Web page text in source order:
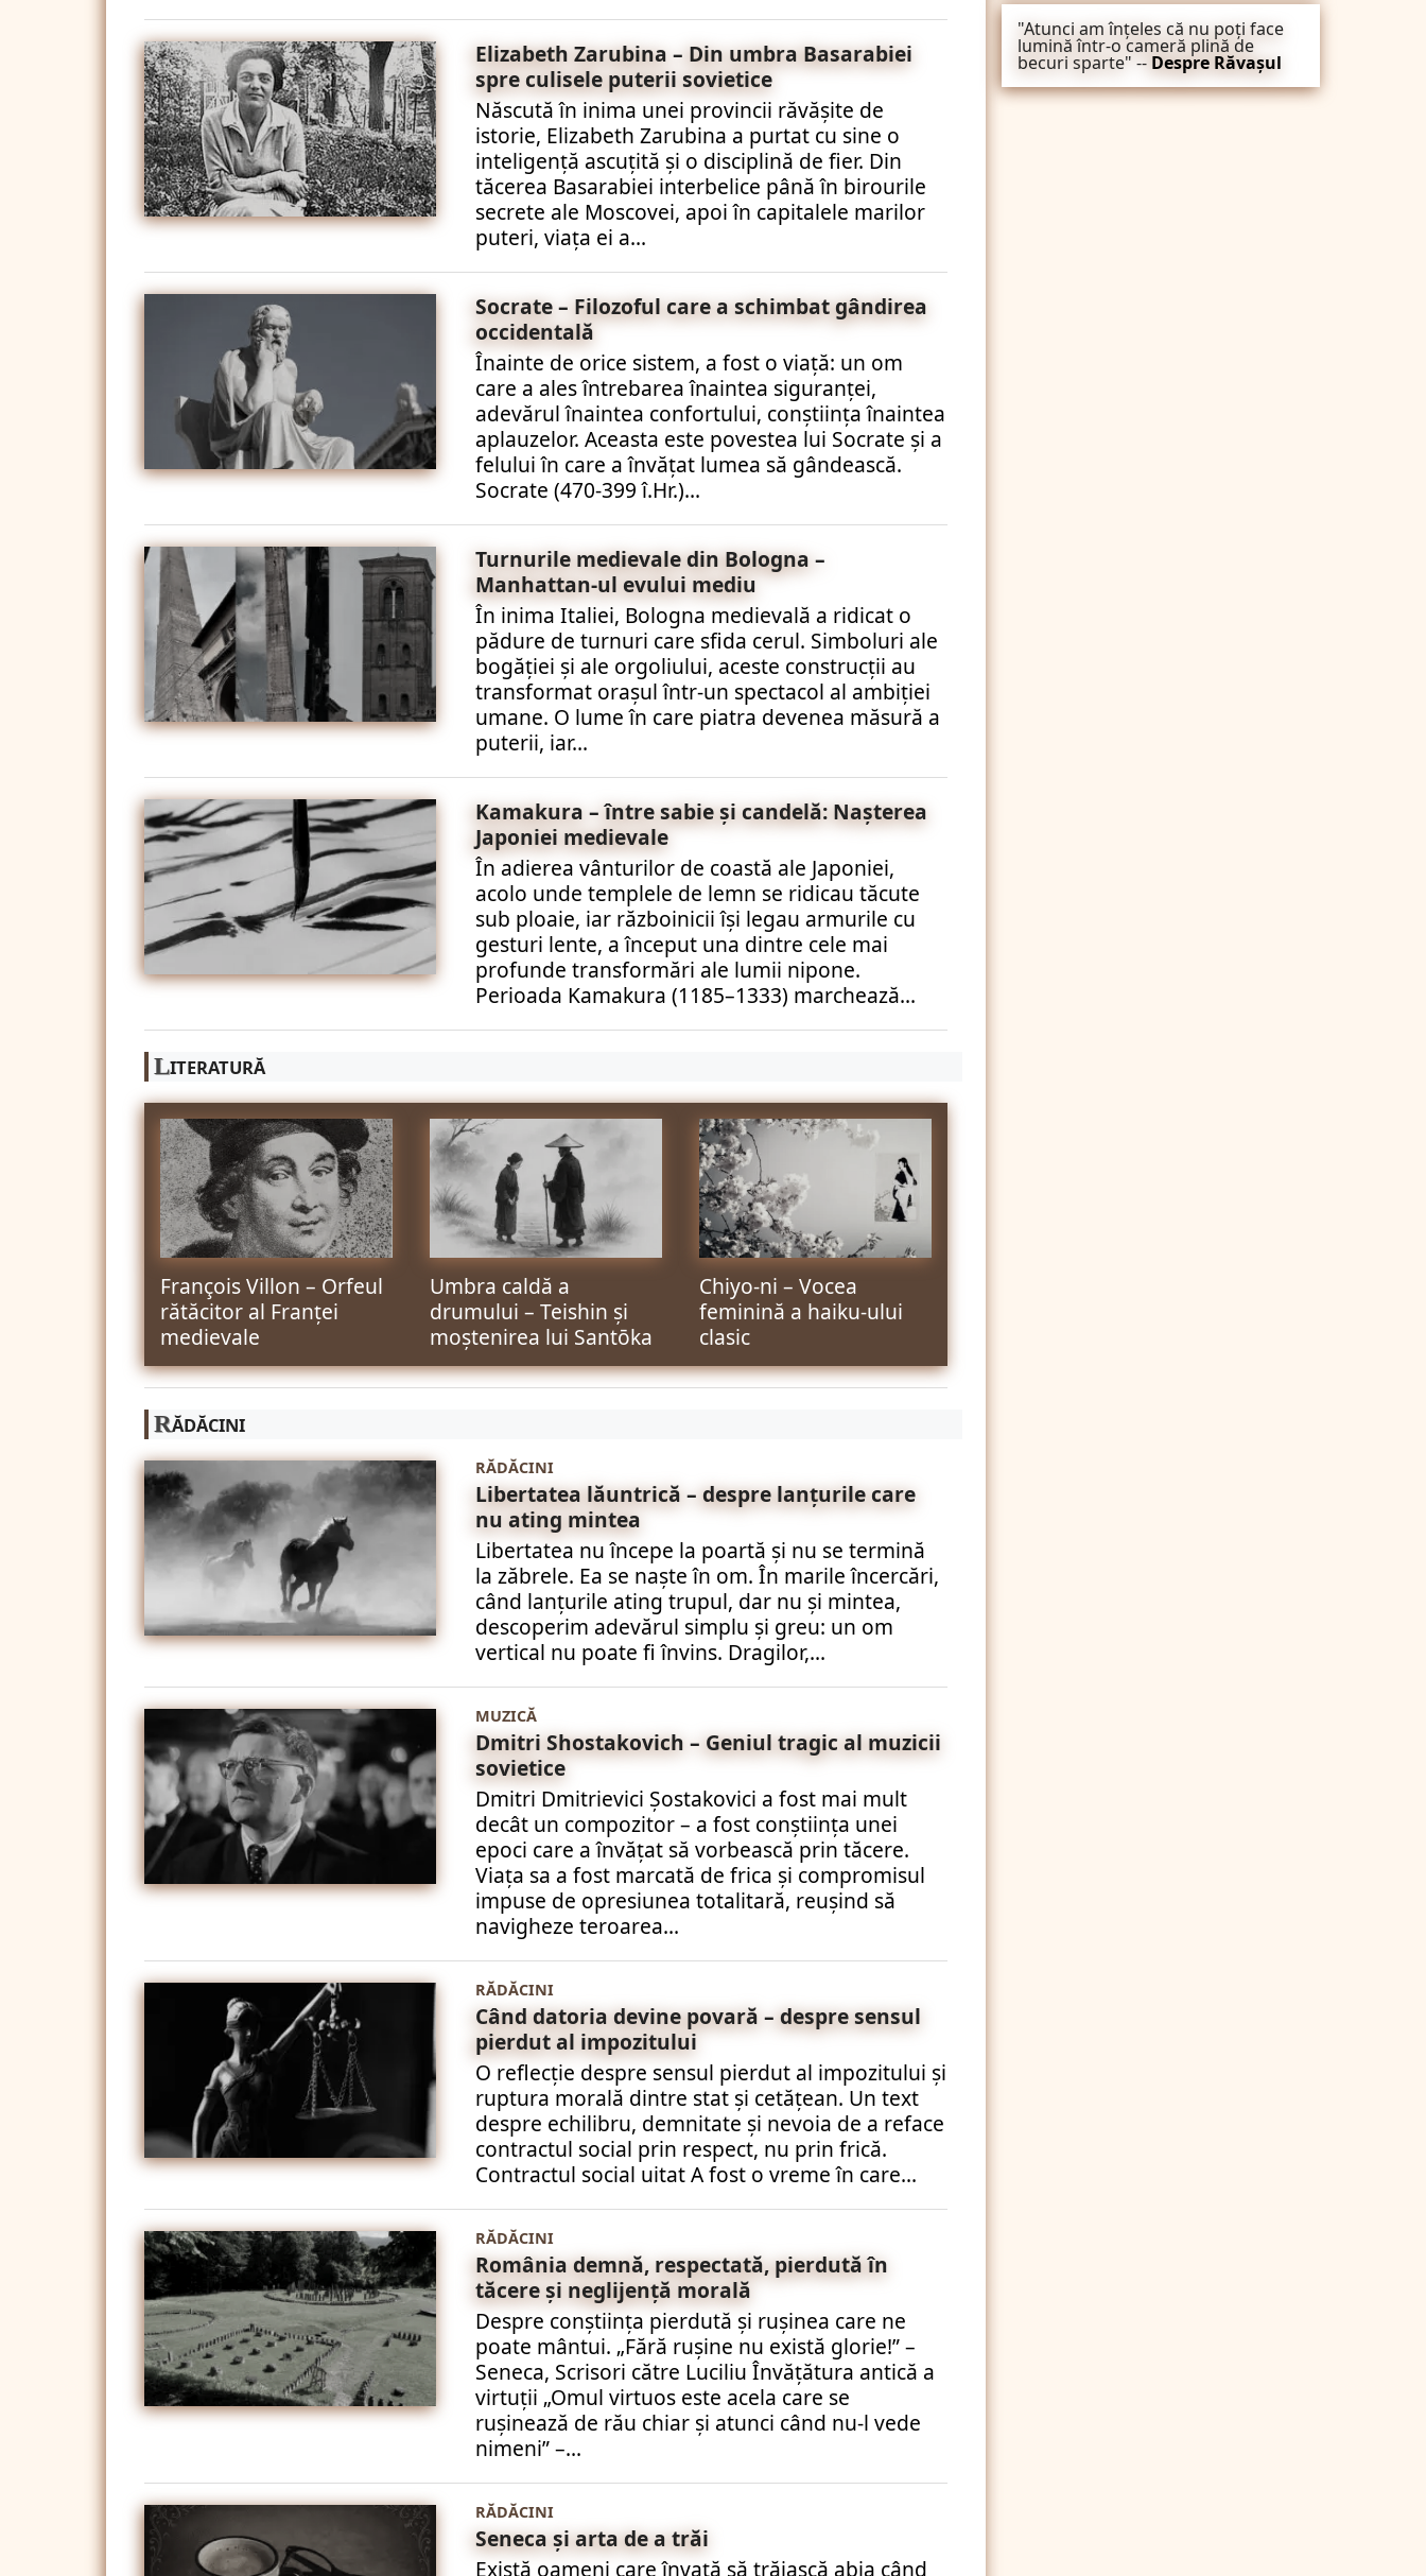
Elizabeth Zarubina – Din umbra Basarabiei
spre culisele puterii sovietice
Născută în inima unei provincii răvășite de
istorie, Elizabeth Zarubina a purtat cu sine o
inteligență ascuțită și o disciplină de fier. Din
tăcerea Basarabiei interbelice până în birourile
secrete ale Moscovei, apoi în capitalele marilor
puteri, viața ei a...
Socrate – Filozoful care a schimbat gândirea
occidentală
Înainte de orice sistem, a fost o viață: un om
care a ales întrebarea înaintea siguranței,
adevărul înaintea confortului, conștiința înaintea
aplauzelor. Aceasta este povestea lui Socrate și a
felului în care a învățat lumea să gândească.
Socrate (470-399 î.Hr.)...
Turnurile medievale din Bologna –
Manhattan-ul evului mediu
În inima Italiei, Bologna medievală a ridicat o
pădure de turnuri care sfida cerul. Simboluri ale
bogăției și ale orgoliului, aceste construcții au
transformat orașul într-un spectacol al ambiției
umane. O lume în care piatra devenea măsură a
puterii, iar...
Kamakura – între sabie și candelă: Nașterea
Japoniei medievale
În adierea vânturilor de coastă ale Japoniei,
acolo unde templele de lemn se ridicau tăcute
sub ploaie, iar războinicii își legau armurile cu
gesturi lente, a început una dintre cele mai
profunde transformări ale lumii nipone.
Perioada Kamakura (1185–1333) marchează...
LITERATURĂ
François Villon – Orfeul
rătăcitor al Franței
medievale
Umbra caldă a
drumului – Teishin și
moștenirea lui Santōka
Chiyo-ni – Vocea
feminină a haiku-ului
clasic
RĂDĂCINI
RĂDĂCINI
Libertatea lăuntrică – despre lanțurile care
nu ating mintea
Libertatea nu începe la poartă și nu se termină
la zăbrele. Ea se naște în om. În marile încercări,
când lanțurile ating trupul, dar nu și mintea,
descoperim adevărul simplu și greu: un om
vertical nu poate fi învins. Dragilor,...
MUZICĂ
Dmitri Shostakovich – Geniul tragic al muzicii
sovietice
Dmitri Dmitrievici Șostakovici a fost mai mult
decât un compozitor – a fost conștiința unei
epoci care a învățat să vorbească prin tăcere.
Viața sa a fost marcată de frica și compromisul
impuse de opresiunea totalitară, reușind să
navigheze teroarea...
RĂDĂCINI
Când datoria devine povară – despre sensul
pierdut al impozitului
O reflecție despre sensul pierdut al impozitului și
ruptura morală dintre stat și cetățean. Un text
despre echilibru, demnitate și nevoia de a reface
contractul social prin respect, nu prin frică.
Contractul social uitat A fost o vreme în care...
RĂDĂCINI
România demnă, respectată, pierdută în
tăcere și neglijență morală
Despre conștiința pierdută și rușinea care ne
poate mântui. „Fără rușine nu există glorie!” –
Seneca, Scrisori către Luciliu Învățătura antică a
virtuții „Omul virtuos este acela care se
rușinează de rău chiar și atunci când nu-l vede
nimeni” –...
RĂDĂCINI
Seneca și arta de a trăi
Există oameni care învață să trăiască abia când
"Atunci am înțeles că nu poți face
lumină într-o cameră plină de
becuri sparte" -- Despre Răvașul